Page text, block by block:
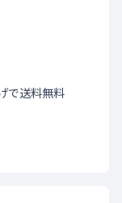
で送料無料